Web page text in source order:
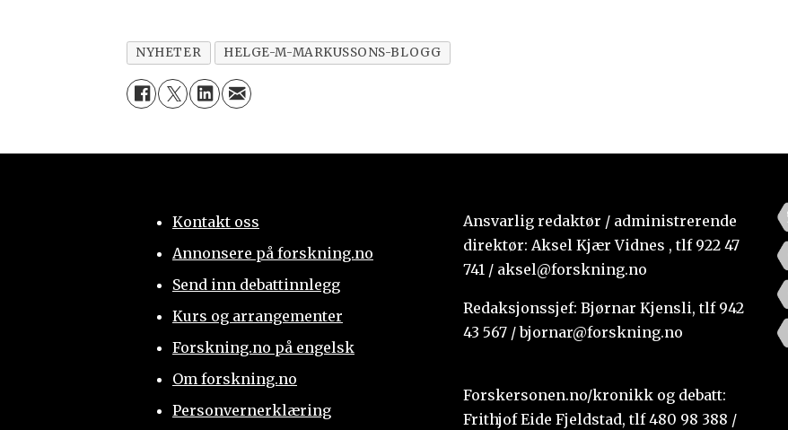
NYHETER HELGE-M-MARKUSSONS-BLOGG
Kontakt oss
Annonsere på forskning.no
Send inn debattinnlegg
Kurs og arrangementer
Forskning.no på engelsk
Om forskning.no
Personvernerklæring
Ansvarlig redaktør / administrerende
direktør: Aksel Kjær Vidnes , tlf 922 47
741 / aksel@forskning.no
Redaksjonssjef: Bjørnar Kjensli, tlf 942
43 567 / bjornar@forskning.no
Forskersonen.no/kronikk og debatt:
Frithjof Eide Fjeldstad, tlf 480 98 388 /